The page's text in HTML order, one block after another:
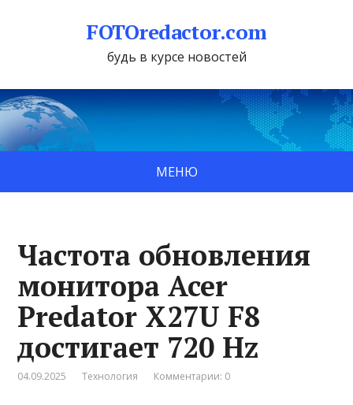
FOTOredactor.com
будь в курсе новостей
МЕНЮ
Частота обновления
монитора Acer
Predator X27U F8
достигает 720 Hz
04.09.2025 Технология Комментарии: 0